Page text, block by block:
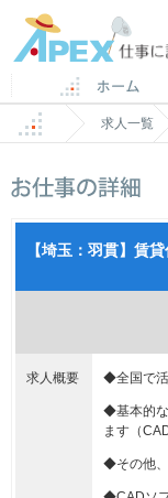
求人一覧
【埼玉：羽貫】賃
求人概要 ◆全国で活
◆基本的な
ます（
◆その他、